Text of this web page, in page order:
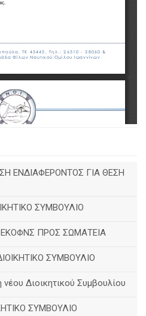
ΕΝΔΙΑΦΕΡΟΝΤΟΣ ΓΙΑ ΘΕΣΗ
ΣΥΜΒΟΥΛΙΟ
ΕΚΟΦΝΣ ΠΡΟΣ ΣΩΜΑΤΕΙΑ
ΣΥΜΒΟΥΛΙΟ
Διοικητικού Συμβουλίου
ΣΥΜΒΟΥΛΙΟ